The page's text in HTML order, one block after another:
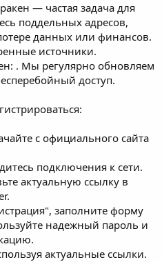
— частая задача для
поддельных адресов,
данных или финансов.
источники.
. Мы регулярно обновляем
доступ.
с официального сайта
подключения к сети.
актуальную ссылку в
заполните форму
надежный пароль и
актуальные ссылки.